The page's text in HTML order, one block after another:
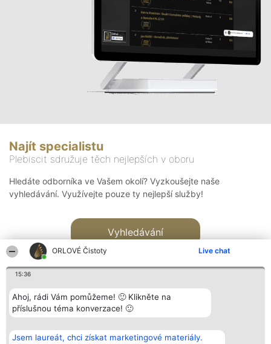
ORLOVÉ Čistoty Live chat
15:36
Ahoj, rádi Vám pomůžeme! 🙂 Klikněte na
příslušnou téma konverzace! 🙂
Jsem laureát, chci získat marketingové materiály.
Najít specialistu
Plebiscit sdružuje těch nejlepších v oboru
Hledáte odborníka ve Vašem okolí? Vyzkoušejte naše
vyhledávání. Využívejte pouze ty nejlepší služby!
Vyhledávání
Bright Side Solutions sp. z o.
o. sp. k.
Vítězové
Seznam všech
Kontakt